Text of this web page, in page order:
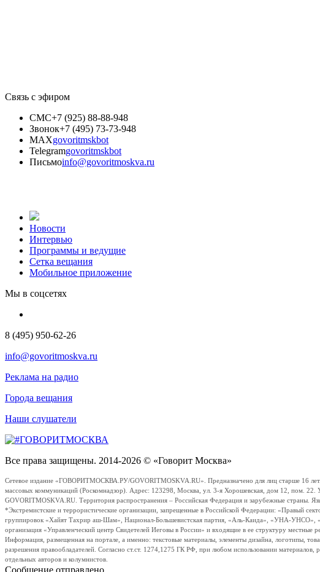
Связь с эфиром
СМС+7 (925) 88-88-948
Звонок+7 (495) 73-73-948
MAXgovoritmskbot
Telegramgovoritmskbot
Письмоinfo@govoritmoskva.ru
Новости
Интервью
Программы и ведущие
Сетка вещания
Мобильное приложение
Мы в соцсетях
8 (495) 950-62-26
info@govoritmoskva.ru
Реклама на радио
Города вещания
Наши слушатели
Все права защищены. 2014-2026 © «Говорит Москва»
Сетевое издание «ГОВОРИТМОСКВА.РУ/GOVORITMOSKVA.RU». Предназначено для лиц старше 16
массовых коммуникаций (Роскомнадзор). Адрес: 123298, Москва, ул. 3-я Хорошевская, дом 12, пом.
GOVORITMOSKVA.RU. Территория распространения – Российская Федерация и зарубежные страны.
*Экстремистские и террористические организации, запрещенные в Российской Федерации:
группировок «Хайят Тахрир аш-Шам», Национал-Большевистская партия, «Аль-Каида», «УНА-УНСО»,
организация «Управленческий центр Свидетелей Иеговы в России» и входящие в ее структуру местные
Информация, размещенная на портале, а именно: текстовые материалы, элементы дизайна, логотипы,
разрешения правообладателей. Согласно ст.ст. 1274,1275 ГК РФ, при любом использовании
отдельных авторов и колумнистов.
Сообщение отправлено